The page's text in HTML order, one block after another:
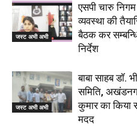
जस्ट अभी अभी
एसपी चारु निगम
व्यवस्था की
बैठक कर
निर्देश
जस्ट अभी अभी
बाबा साहब
समिति,
कुमार का
मदद